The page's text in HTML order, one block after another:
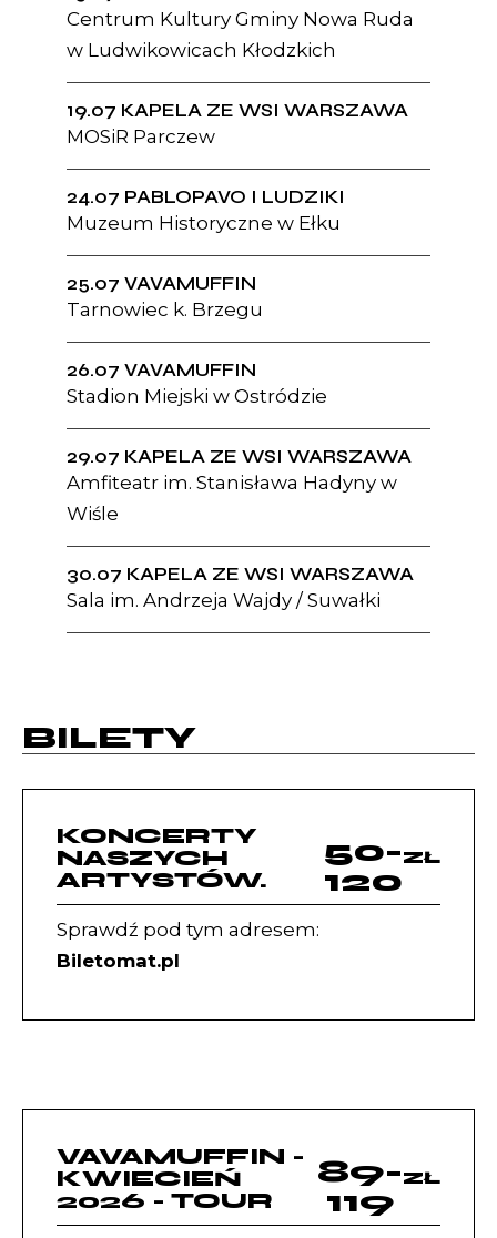
Centrum Kultury Gminy Nowa Ruda
w Ludwikowicach Kłodzkich
19.07 KAPELA ZE WSI WARSZAWA
MOSiR Parczew
24.07 PABLOPAVO I LUDZIKI
Muzeum Historyczne w Ełku
25.07 VAVAMUFFIN
Tarnowiec k. Brzegu
26.07 VAVAMUFFIN
Stadion Miejski w Ostródzie
29.07 KAPELA ZE WSI WARSZAWA
Amfiteatr im. Stanisława Hadyny w
Wiśle
30.07 KAPELA ZE WSI WARSZAWA
Sala im. Andrzeja Wajdy / Suwałki
BILETY
KONCERTY
NASZYCH
ARTYSTÓW.
50-
120
ZŁ
Sprawdź pod tym adresem:
Biletomat.pl
VAVAMUFFIN -
KWIECIEŃ
2026 - TOUR
89-
119
ZŁ